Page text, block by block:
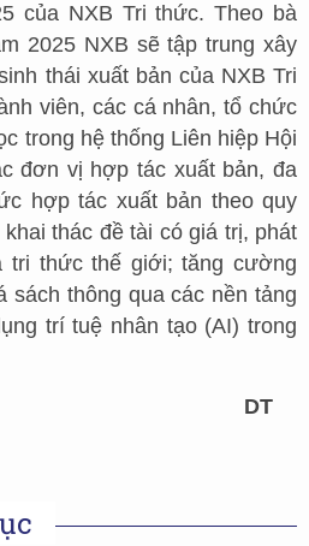
của NXB Tri thức. Theo bà
2025 NXB sẽ tập trung xây
thái xuất bản của NXB Tri
viên, các cá nhân, tổ chức
trong hệ thống Liên hiệp Hội
đơn vị hợp tác xuất bản, đa
hợp tác xuất bản theo quy
thác đề tài có giá trị, phát
tri thức thế giới; tăng cường
sách thông qua các nền tảng
trí tuệ nhân tạo (AI) trong
DT